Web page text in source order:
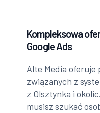
Kompleksowa
Google Ads
Alte Media oferuje
związanych z
z Olsztynka i
musisz szukać